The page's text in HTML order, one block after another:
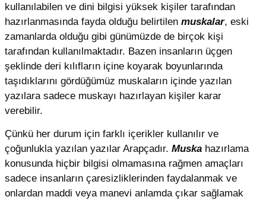
kullanılabilen ve dini bilgisi yüksek kişiler tarafından
hazırlanmasında fayda olduğu belirtilen muskalar, eski
zamanlarda olduğu gibi günümüzde de birçok kişi
tarafından kullanılmaktadır. Bazen insanların üçgen
şeklinde deri kılıfların içine koyarak boyunlarında
taşıdıklarını gördüğümüz muskaların içinde yazılan
yazılara sadece muskayı hazırlayan kişiler karar
verebilir.
Çünkü her durum için farklı içerikler kullanılır ve
çoğunlukla yazılan yazılar Arapçadır. Muska hazırlama
konusunda hiçbir bilgisi olmamasına rağmen amaçları
sadece insanların çaresizliklerinden faydalanmak ve
onlardan maddi veya manevi anlamda çıkar sağlamak